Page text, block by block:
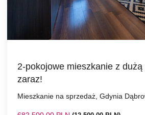
2-pokojowe mieszkanie z dużą
zaraz!
Mieszkanie na sprzedaż, Gdynia